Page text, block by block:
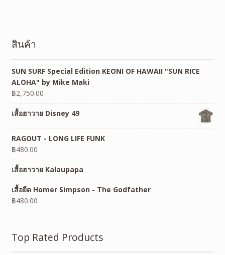
สินค้า
SUN SURF Special Edition KEONI OF HAWAII "SUN RICE
ALOHA" by Mike Maki
฿2,750.00
เสื้อฮาวาย Disney 49
RAGOUT - LONG LIFE FUNK
฿480.00
เสื้อฮาวาย Kalaupapa
เสื้อยืด Homer Simpson - The Godfather
฿480.00
Top Rated Products